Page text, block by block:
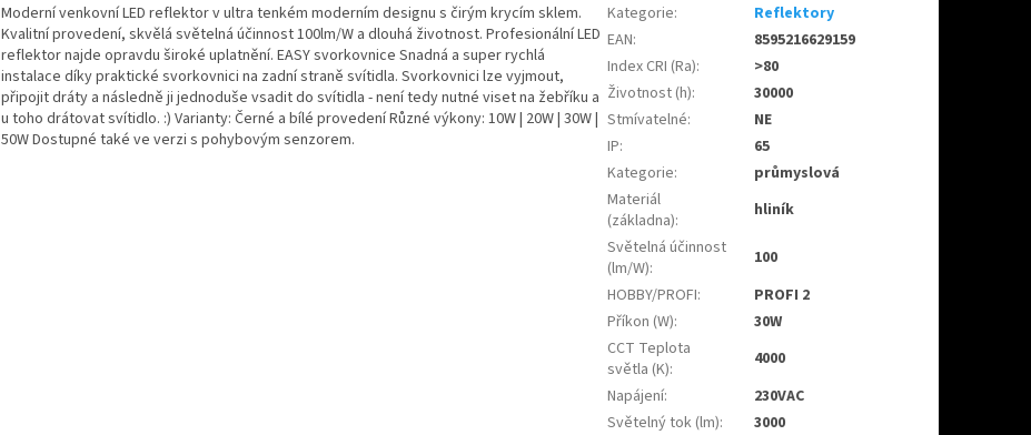
Moderní venkovní LED reflektor v ultra tenkém moderním designu s čirým krycím sklem.
Kvalitní provedení, skvělá světelná účinnost 100lm/W a dlouhá životnost. Profesionální LED
reflektor najde opravdu široké uplatnění. EASY svorkovnice Snadná a super rychlá
instalace díky praktické svorkovnici na zadní straně svítidla. Svorkovnici lze vyjmout,
připojit dráty a následně ji jednoduše vsadit do svítidla - není tedy nutné viset na žebříku a
u toho drátovat svítidlo. :) Varianty: Černé a bílé provedení Různé výkony: 10W | 20W | 30W |
50W Dostupné také ve verzi s pohybovým senzorem.
Kategorie:
Reflektory
EAN:
8595216629159
Index CRI (Ra):
>80
Životnost (h):
30000
Stmívatelné:
NE
IP:
65
Kategorie:
průmyslová
Materiál
(základna):
hliník
Světelná účinnost
(lm/W):
100
HOBBY/PROFI:
PROFI 2
Příkon (W):
30W
CCT Teplota
světla (K):
4000
Napájení:
230VAC
Světelný tok (lm):
3000